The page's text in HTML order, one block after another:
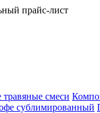
прайс-лист
смеси
сублимированный